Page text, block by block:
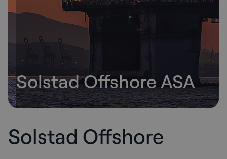
Solstad Offshore ASA
Solstad Offshore